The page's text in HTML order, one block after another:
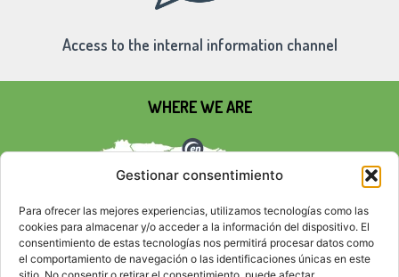
Gestionar consentimiento
Para ofrecer las mejores experiencias, utilizamos tecnologías como las
cookies para almacenar y/o acceder a la información del dispositivo. El
consentimiento de estas tecnologías nos permitirá procesar datos como
el comportamiento de navegación o las identificaciones únicas en este
Access to the internal information channel
WHERE WE ARE